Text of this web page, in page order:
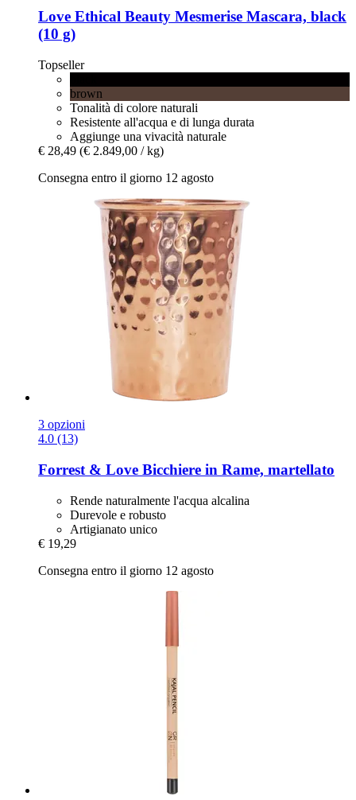
Love Ethical Beauty Mesmerise Mascara, black
(10 g)
Topseller
brown
Tonalità di colore naturali
Resistente all'acqua e di lunga durata
Aggiunge una vivacità naturale
€ 28,49 (€ 2.849,00 / kg)
Consegna entro il giorno 12 agosto
3 opzioni
4.0 (13)
Forrest & Love Bicchiere in Rame, martellato
Rende naturalmente l'acqua alcalina
Durevole e robusto
Artigianato unico
€ 19,29
Consegna entro il giorno 12 agosto